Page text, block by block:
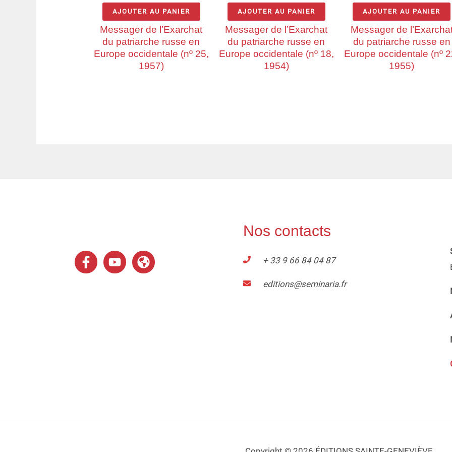
AJOUTER AU PANIER
Messager de l’Exarchat
du patriarche russe en
Europe occidentale (nº 25,
1957)
AJOUTER AU PANIER
Messager de l’Exarchat
du patriarche russe en
Europe occidentale (nº 18,
1954)
AJOUTER AU PANIER
Messager de
du patriarche russe en
Europe occidentale (nº
1955)
Nos contacts
+ 33 9 66 84 04 87
editions@seminaria.fr